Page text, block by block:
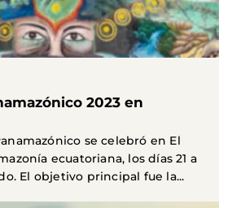
2023 en
se celebró en El
ecuatoriana, los días 21 a
El objetivo principal fue la...